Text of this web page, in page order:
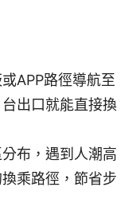
APP路徑導航至
出口就能直接換
布，遇到人潮高
乘路徑，節省步